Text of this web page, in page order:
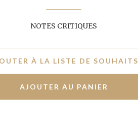
NOTES CRITIQUES
À LA LISTE DE SOUHAITS